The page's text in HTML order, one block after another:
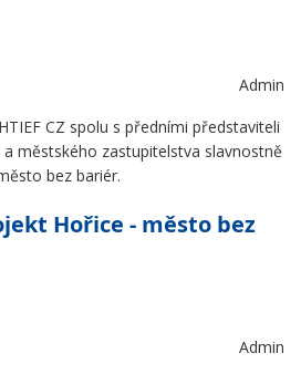
Admin
CZ spolu s předními představiteli
městského zastupitelstva slavnostně
bez bariér.
Hořice - město bez
Admin